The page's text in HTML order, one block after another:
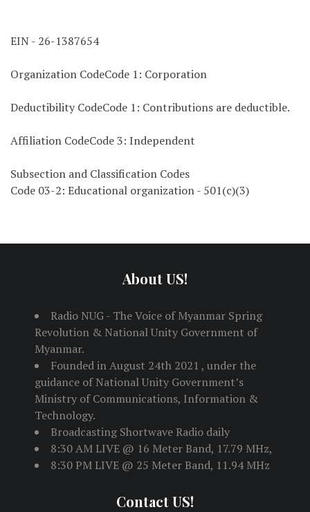
EIN - 26-1387654
Organization CodeCode 1: Corporation
Deductibility CodeCode 1: Contributions are deductible.
Affiliation CodeCode 3: Independent
Subsection and Classification Codes
Code 03-2: Educational organization - 501(c)(3)
About US!
Radio NUG - The Voice of Myanmar Spring
Revolution & National Unity Government of
Myanmar.
Founded in August 24th 2021 , under the
guidance of National Unity Government’s
Ministry of Communications, Information &
Technology.
Broadcasting Shortwave Radio daily
8:30 AM LIVE @ 16 Meter Band, 17.79 MHz,
8:30 PM LIVE @ 25 Meter Band, 11.94 MHz
Contact US!